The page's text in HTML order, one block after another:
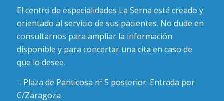
El centro de especialidades La Serna está creado y
orientado al servicio de sus pacientes. No dude en
consultarnos para ampliar la información
disponible y para concertar una cita en caso de
que lo desee.
-. Plaza de Panticosa nº 5 posterior. Entrada por
C/Zaragoza